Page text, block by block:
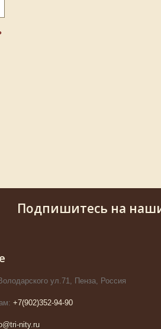
Подпишитесь на
ул.71, Пенза, Россия
+7(902)352-94-90
nity.ru